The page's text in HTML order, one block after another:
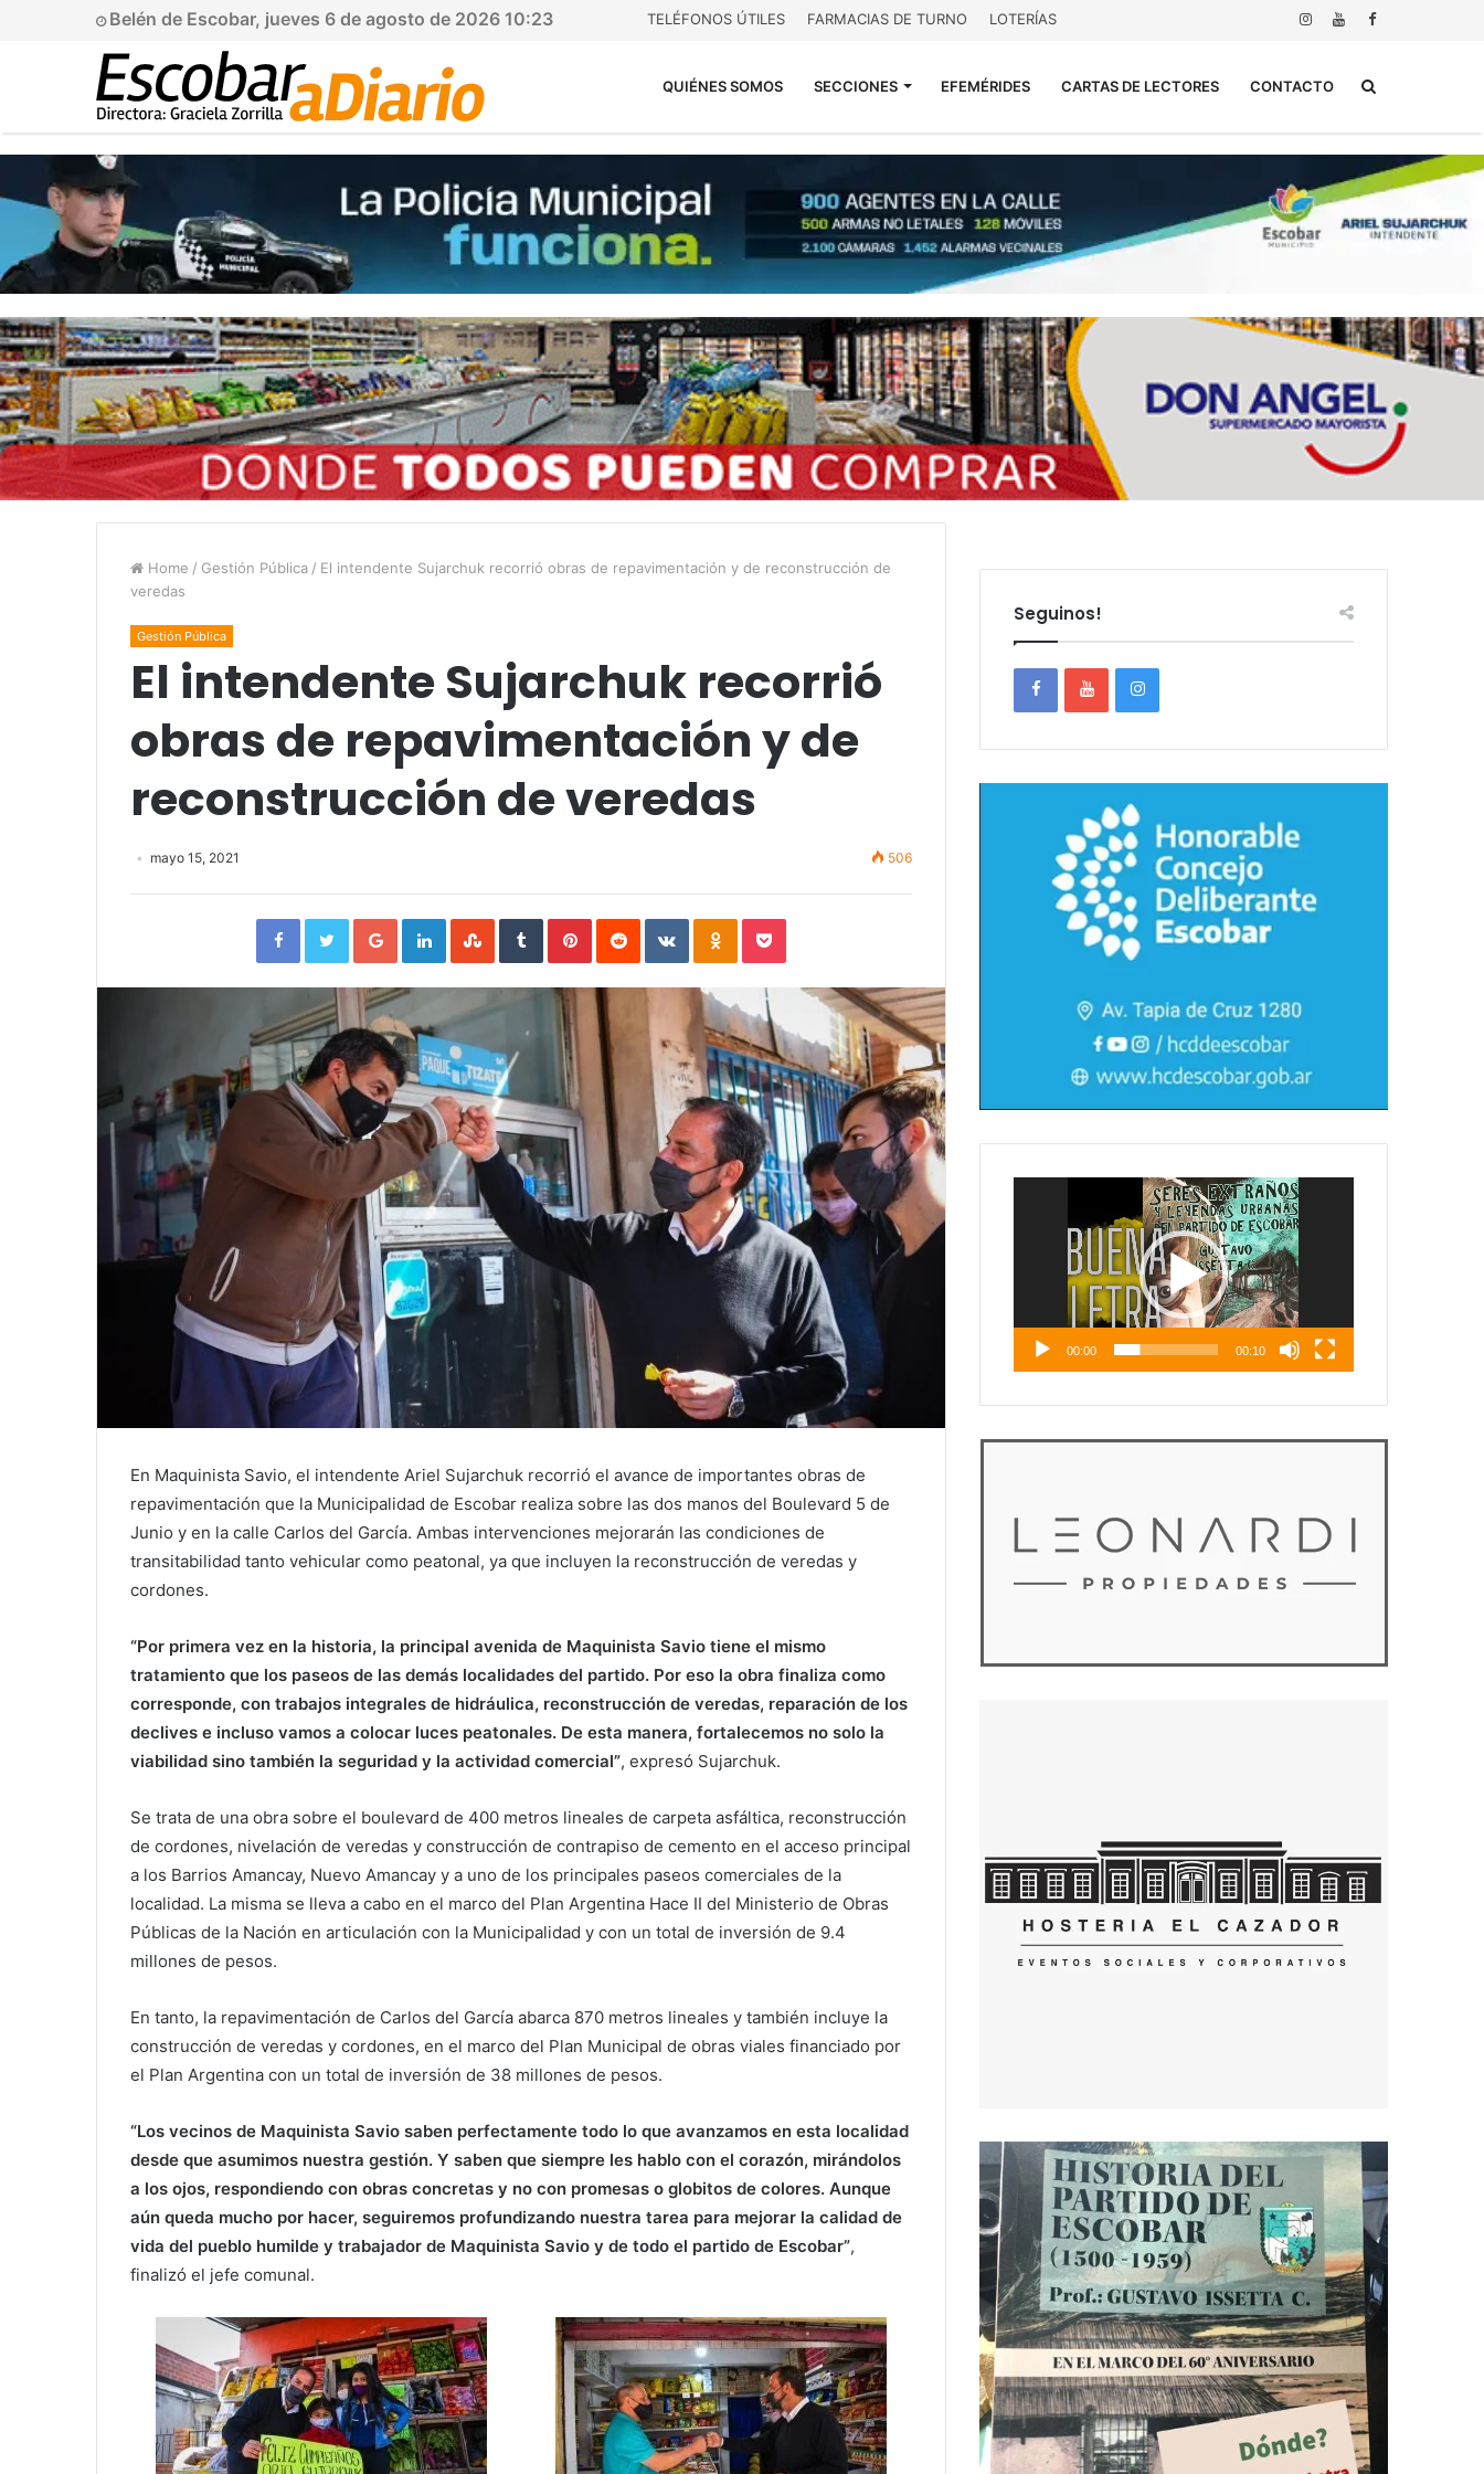
Belén de Escobar, jueves 6 de agosto de 2026 10:23 TELÉFONOS ÚTILES FARMACIAS DE TURNO LOTERÍAS
QUIÉNES SOMOS SECCIONES EFEMÉRIDES CARTAS DE LECTORES CONTACTO
Home / Gestión Pública / El intendente Sujarchuk recorrió obras de repavimentación y de reconstrucción de
veredas
Gestión Pública
El intendente Sujarchuk recorrió
obras de repavimentación y de
reconstrucción de veredas
mayo 15, 2021 506
FacebookTwitterGoogle+LinkedInStumbleUpon
TumblrPinterestReddit VKontakteOdnoklassniki
Pocket
En Maquinista Savio, el intendente Ariel Sujarchuk recorrió el avance de importantes obras de
repavimentación que la Municipalidad de Escobar realiza sobre las dos manos del Boulevard 5 de
Junio y en la calle Carlos del García. Ambas intervenciones mejorarán las condiciones de
transitabilidad tanto vehicular como peatonal, ya que incluyen la reconstrucción de veredas y
cordones.
“Por primera vez en la historia, la principal avenida de Maquinista Savio tiene el mismo
tratamiento que los paseos de las demás localidades del partido. Por eso la obra finaliza como
corresponde, con trabajos integrales de hidráulica, reconstrucción de veredas, reparación de los
declives e incluso vamos a colocar luces peatonales. De esta manera, fortalecemos no solo la
viabilidad sino también la seguridad y la actividad comercial”, expresó Sujarchuk.
Se trata de una obra sobre el boulevard de 400 metros lineales de carpeta asfáltica, reconstrucción
de cordones, nivelación de veredas y construcción de contrapiso de cemento en el acceso principal
a los Barrios Amancay, Nuevo Amancay y a uno de los principales paseos comerciales de la
localidad. La misma se lleva a cabo en el marco del Plan Argentina Hace II del Ministerio de Obras
Públicas de la Nación en articulación con la Municipalidad y con un total de inversión de 9.4
millones de pesos.
En tanto, la repavimentación de Carlos del García abarca 870 metros lineales y también incluye la
construcción de veredas y cordones, en el marco del Plan Municipal de obras viales financiado por
el Plan Argentina con un total de inversión de 38 millones de pesos.
“Los vecinos de Maquinista Savio saben perfectamente todo lo que avanzamos en esta localidad
desde que asumimos nuestra gestión. Y saben que siempre les hablo con el corazón, mirándolos
a los ojos, respondiendo con obras concretas y no con promesas o globitos de colores. Aunque
aún queda mucho por hacer, seguiremos profundizando nuestra tarea para mejorar la calidad de
vida del pueblo humilde y trabajador de Maquinista Savio y de todo el partido de Escobar”,
finalizó el jefe comunal.
Seguinos!
00:00 00:10